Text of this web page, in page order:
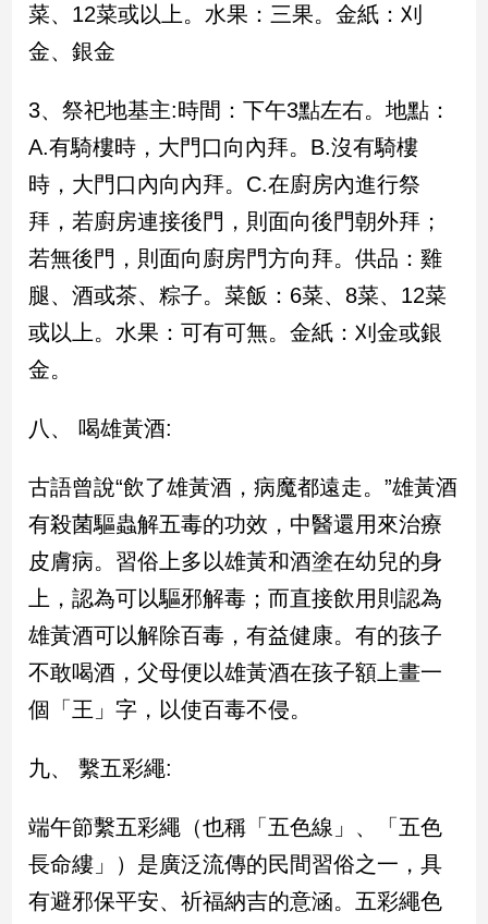
寵
Pet
影
專
區
合
作
媒
體
稿
專
區
【我
的
觀
點】
菜、12菜或以上。水果：三果。金紙：刈
金、銀金
3、祭祀地基主:時間：下午3點左右。地點：
A.有騎樓時，大門口向內拜。B.沒有騎樓
時，大門口內向內拜。C.在廚房內進行祭
拜，若廚房連接後門，則面向後門朝外拜；
若無後門，則面向廚房門方向拜。供品：雞
腿、酒或茶、粽子。菜飯：6菜、8菜、12菜
或以上。水果：可有可無。金紙：刈金或銀
金。
八、 喝雄黃酒:
古語曾說“飲了雄黃酒，病魔都遠走。”雄黃酒
有殺菌驅蟲解五毒的功效，中醫還用來治療
皮膚病。習俗上多以雄黃和酒塗在幼兒的身
上，認為可以驅邪解毒；而直接飲用則認為
雄黃酒可以解除百毒，有益健康。有的孩子
不敢喝酒，父母便以雄黃酒在孩子額上畫一
個「王」字，以使百毒不侵。
九、 繫五彩繩:
端午節繫五彩繩（也稱「五色線」、「五色
長命縷」）是廣泛流傳的民間習俗之一，具
有避邪保平安、祈福納吉的意涵。五彩繩色